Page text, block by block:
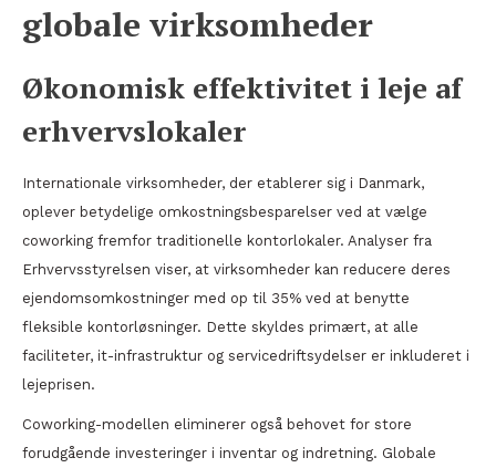
globale virksomheder
Økonomisk effektivitet i leje af
erhvervslokaler
Internationale virksomheder, der etablerer sig i Danmark,
oplever betydelige omkostningsbesparelser ved at vælge
coworking fremfor traditionelle kontorlokaler. Analyser fra
Erhvervsstyrelsen viser, at virksomheder kan reducere deres
ejendomsomkostninger med op til 35% ved at benytte
fleksible kontorløsninger. Dette skyldes primært, at alle
faciliteter, it-infrastruktur og servicedriftsydelser er inkluderet i
lejeprisen.
Coworking-modellen eliminerer også behovet for store
forudgående investeringer i inventar og indretning. Globale